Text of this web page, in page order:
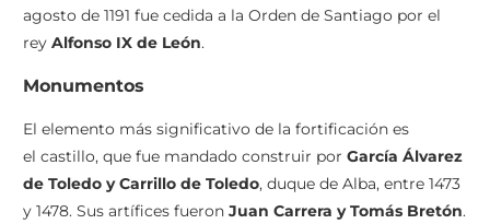
agosto de 1191 fue cedida a la Orden de Santiago por el
rey Alfonso IX de León.
Monumentos
El elemento más significativo de la fortificación es
el castillo, que fue mandado construir por García Álvarez
de Toledo y Carrillo de Toledo, duque de Alba, entre 1473
y 1478. Sus artífices fueron Juan Carrera y Tomás Bretón.